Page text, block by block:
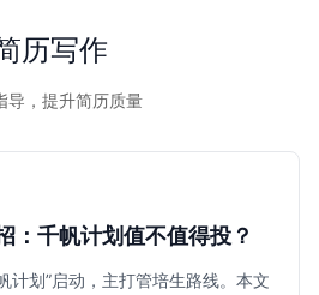
历写作
导，提升简历质量
：千帆计划值不值得投？
计划”启动，主打管培生路线。本文